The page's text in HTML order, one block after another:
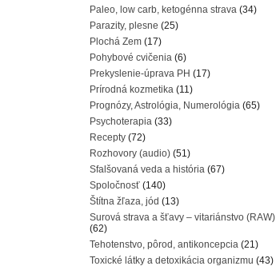
Paleo, low carb, ketogénna strava (34)
Parazity, plesne (25)
Plochá Zem (17)
Pohybové cvičenia (6)
Prekyslenie-úprava PH (17)
Prírodná kozmetika (11)
Prognózy, Astrológia, Numerológia (65)
Psychoterapia (33)
Recepty (72)
Rozhovory (audio) (51)
Sfalšovaná veda a história (67)
Spoločnosť (140)
Štítna žľaza, jód (13)
Surová strava a šťavy – vitariánstvo (RAW)
(62)
Tehotenstvo, pôrod, antikoncepcia (21)
Toxické látky a detoxikácia organizmu (43)